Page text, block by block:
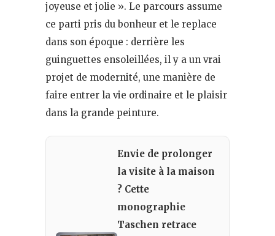
joyeuse et jolie ». Le parcours assume
ce parti pris du bonheur et le replace
dans son époque : derrière les
guinguettes ensoleillées, il y a un vrai
projet de modernité, une manière de
faire entrer la vie ordinaire et le plaisir
dans la grande peinture.
Envie de prolonger
la visite à la maison
? Cette
monographie
Taschen retrace